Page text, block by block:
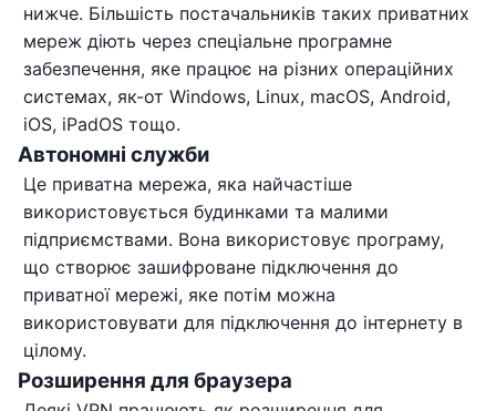
нижче. Більшість постачальників таких приватних
мереж діють через спеціальне програмне
забезпечення, яке працює на різних операційних
системах, як-от Windows, Linux, macOS, Android,
iOS, iPadOS тощо.
Автономні служби
Це приватна мережа, яка найчастіше
використовується будинками та малими
підприємствами. Вона використовує програму,
що створює зашифроване підключення до
приватної мережі, яке потім можна
використовувати для підключення до інтернету в
цілому.
Розширення для браузера